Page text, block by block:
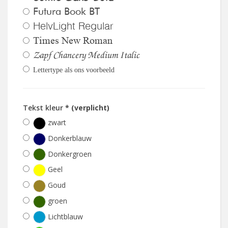
Futura Book BT
HelvLight Regular
Times New Roman
Zapf Chancery Medium Italic
Lettertype als ons voorbeeld
Tekst kleur * (verplicht)
zwart
Donkerblauw
Donkergroen
Geel
Goud
groen
Lichtblauw